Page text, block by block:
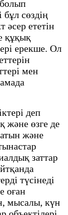
болып
бұл сөздің
әсер ететін
құқық
ерекше. Ол
мен
деп
және өзге де
және
заттар
түсінеді
оған
мысалы, күн